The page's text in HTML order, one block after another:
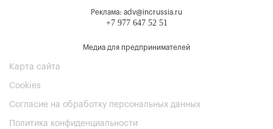
Реклама: adv@incrussia.ru
+7 977 647 52 51
Медиа для предпринимателей
Карта сайта
Cookies
Согласие на обработку персональных данных
Политика конфиденциальности